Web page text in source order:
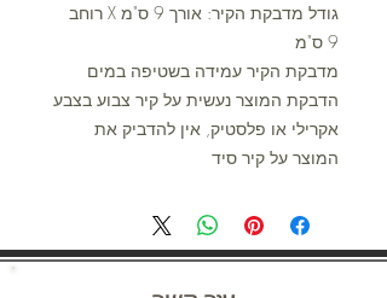
גודל מדבקת הקיר: אורך 9 ס"מ X רוחב
9 ס"מ
מדבקת הקיר עמידה בשטיפה במים
הדבקת המוצר נעשית על קיר צבוע בצבע
אקרילי או פלסטיק, אין להדביק את
המוצר על קיר סיד